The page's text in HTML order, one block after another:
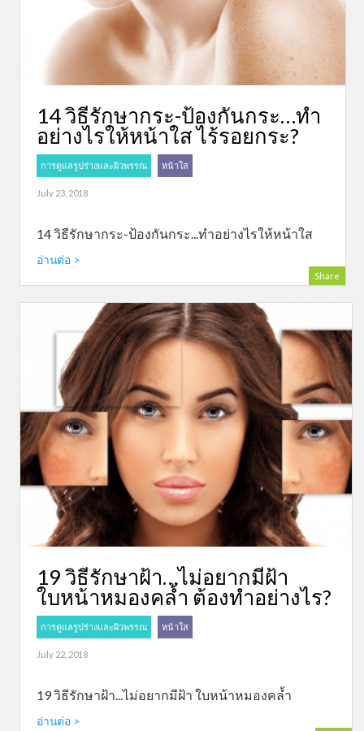
14 วิธีรักษากระ-ป้องกันกระ…ทำ
อย่างไรให้หน้าใส ไร้รอยกระ?
การดูแลรูปร่างและผิวพรรณ หน้าใส
July 23, 2018
14 วิธีรักษากระ-ป้องกันกระ...ทำอย่างไรให้หน้าใส
อ่านต่อ >
Share
19 วิธีรักษาฝ้า…ไม่อยากมีฝ้า
ใบหน้าหมองคล้ำ ต้องทำอย่างไร?
การดูแลรูปร่างและผิวพรรณ หน้าใส
July 22, 2018
19 วิธีรักษาฝ้า...ไม่อยากมีฝ้า ใบหน้าหมองคล้ำ
อ่านต่อ >